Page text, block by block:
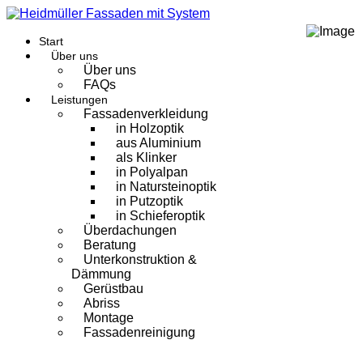
Start
Über uns
Über uns
FAQs
Leistungen
Fassadenverkleidung
in Holzoptik
aus Aluminium
als Klinker
in Polyalpan
in Natursteinoptik
in Putzoptik
in Schieferoptik
Überdachungen
Beratung
Unterkonstruktion &
Dämmung
Gerüstbau
Abriss
Montage
Fassadenreinigung